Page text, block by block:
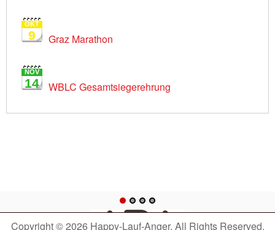
OKT
9 Graz Marathon
NOV
14 WBLC Gesamtsiegerehrung
Copyright © 2026 Happy-Lauf-Anger. All Rights Reserved.